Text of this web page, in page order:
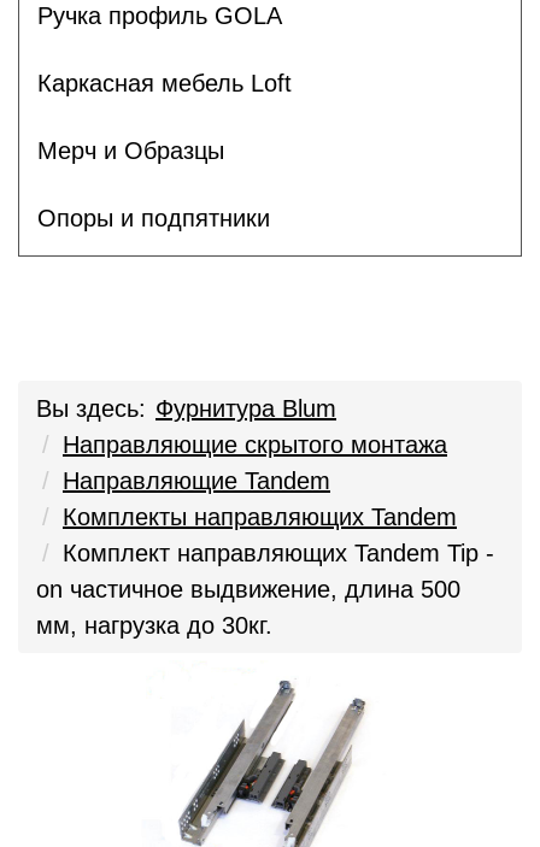
Ручка профиль GOLA
Каркасная мебель Loft
Мерч и Образцы
Опоры и подпятники
Вы здесь: Фурнитура Blum
Направляющие скрытого монтажа
Направляющие Tandem
Комплекты направляющих Tandem
Комплект направляющих Tandem Tip -
on частичное выдвижение, длина 500
мм, нагрузка до 30кг.